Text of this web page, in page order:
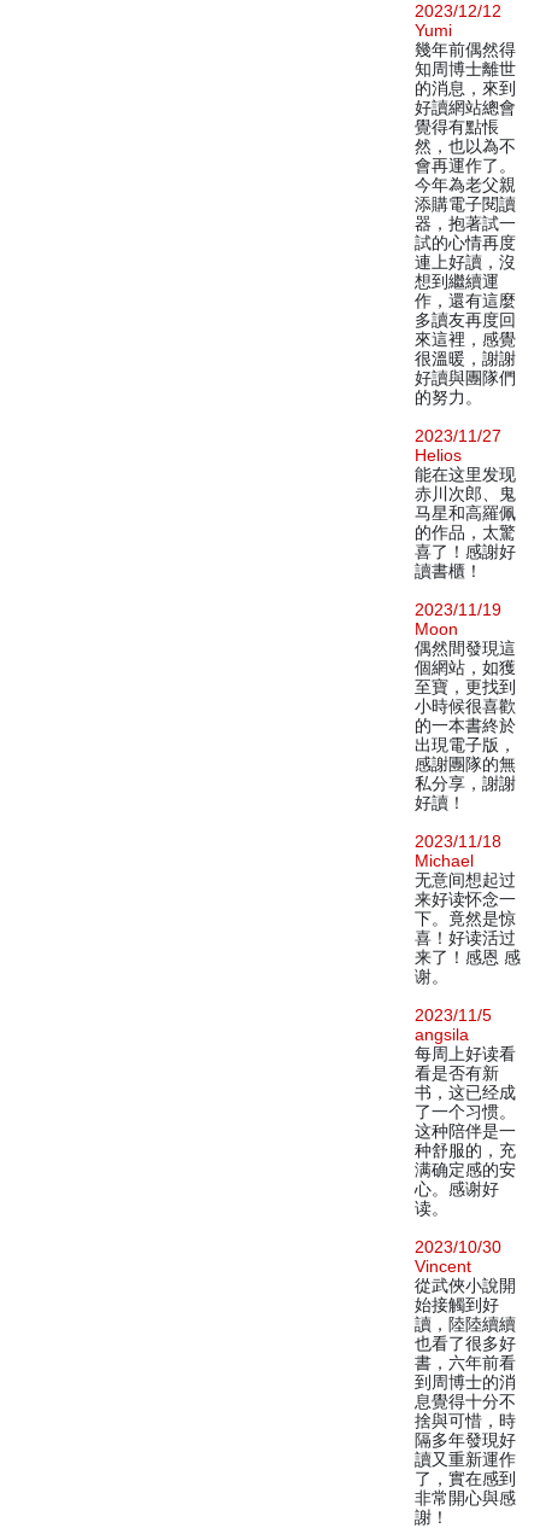
2023/12/12
Yumi
幾年前偶然得
知周博士離世
的消息，來到
好讀網站總會
覺得有點悵
然，也以為不
會再運作了。
今年為老父親
添購電子閱讀
器，抱著試一
試的心情再度
連上好讀，沒
想到繼續運
作，還有這麼
多讀友再度回
來這裡，感覺
很溫暖，謝謝
好讀與團隊們
的努力。
2023/11/27
Helios
能在这里发现
赤川次郎、鬼
马星和高羅佩
的作品，太驚
喜了！感謝好
讀書櫃！
2023/11/19
Moon
偶然間發現這
個網站，如獲
至寶，更找到
小時候很喜歡
的一本書終於
出現電子版，
感謝團隊的無
私分享，謝謝
好讀！
2023/11/18
Michael
无意间想起过
来好读怀念一
下。竟然是惊
喜！好读活过
来了！感恩 感
谢。
2023/11/5
angsila
每周上好读看
看是否有新
书，这已经成
了一个习惯。
这种陪伴是一
种舒服的，充
满确定感的安
心。感谢好
读。
2023/10/30
Vincent
從武俠小說開
始接觸到好
讀，陸陸續續
也看了很多好
書，六年前看
到周博士的消
息覺得十分不
捨與可惜，時
隔多年發現好
讀又重新運作
了，實在感到
非常開心與感
謝！